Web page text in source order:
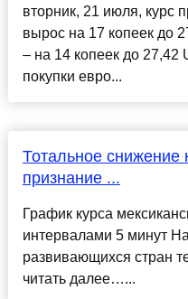
вторник, 21 июля, курс
вырос на 17 копеек до
– на 14 копеек до 27,42
покупки евро...
Тотальное снижение
признание ...
График курса
интервалами 5 минут
развивающихся стран
читать далее…...